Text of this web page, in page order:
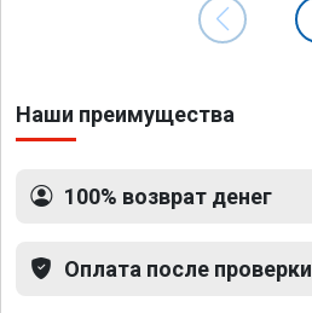
Наши преимущества
100% возврат денег
Оплата после проверки